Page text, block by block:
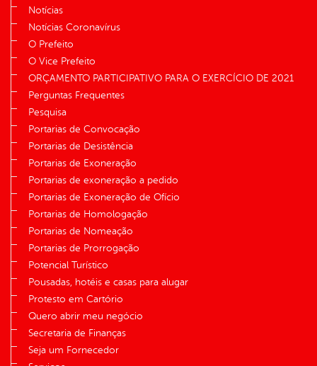
Notícias
Notícias Coronavírus
O Prefeito
O Vice Prefeito
ORÇAMENTO PARTICIPATIVO PARA O EXERCÍCIO DE 2021
Perguntas Frequentes
Pesquisa
Portarias de Convocação
Portarias de Desistência
Portarias de Exoneração
Portarias de exoneração a pedido
Portarias de Exoneração de Ofício
Portarias de Homologação
Portarias de Nomeação
Portarias de Prorrogação
Potencial Turístico
Pousadas, hotéis e casas para alugar
Protesto em Cartório
Quero abrir meu negócio
Secretaria de Finanças
Seja um Fornecedor